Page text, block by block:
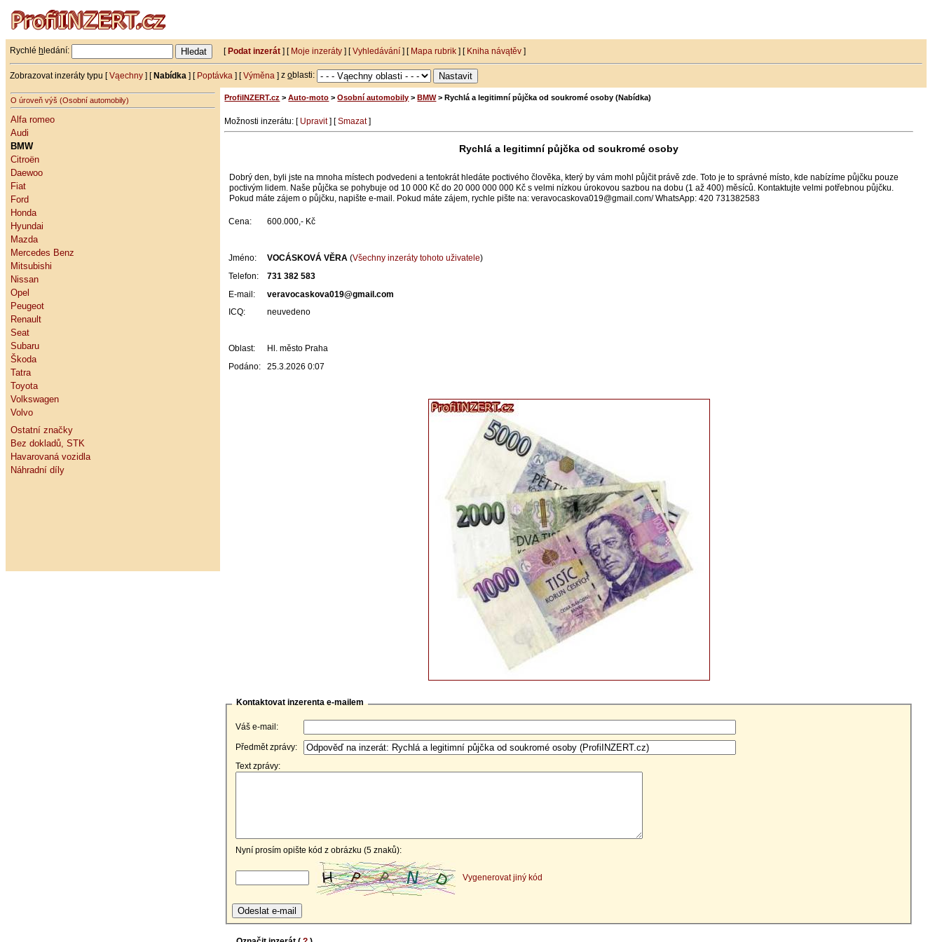
Rychlé h ledání: [Podat inzerát ] [ Moje inzeráty ] [Vyhledávání ] [ Mapa rubrik ] [ Kniha návątěv ]
Zobrazovat inzeráty typu [Vąechny ] [Nabídka ] [ Poptávka ] [Výměna ]zoblasti:
O úroveň výš (Osobní automobily)
Alfa romeo
Audi
BMW
Citroën
Daewoo
Fiat
Ford
Honda
Hyundai
Mazda
Mercedes Benz
Mitsubishi
Nissan
Opel
Peugeot
Renault
Seat
Subaru
Škoda
Tatra
Toyota
Volkswagen
Volvo
Ostatní značky
Bez dokladů, STK
Havarovaná vozidla
Náhradní díly
ProfiINZERT.cz >Auto-moto >Osobní automobily > BMW> Rychlá a legitimní půjčka od soukromé osoby (Nabídka)
Možnosti inzerátu: [ Upravit] [Smazat]
Rychlá a legitimní půjčka od soukromé osoby
Dobrý den, byli jste na mnoha místech podvedeni a tentokrát hledáte poctivého člověka, který by vám mohl půjčit právě zde. Toto je to správné místo, kde nabízíme půjčku pouze
poctivým lidem. Naše půjčka se pohybuje od 10 000 Kč do 20 000 000 000 Kč s velmi nízkou úrokovou sazbou na dobu (1 až 400) měsíců. Kontaktujte velmi potřebnou půjčku.
Pokud máte zájem o půjčku, napište e-mail. Pokud máte zájem, rychle pište na: veravocaskova019@gmail.com/ WhatsApp: 420 731382583
Cena: 600.000,- Kč
Jméno: VOCÁSKOVÁ VĚRA(Všechny inzeráty tohoto uživatele)
Telefon:
731 382 583
E-mail:
veravocaskova019@gmail.com
ICQ:
neuvedeno
Oblast:
Hl. město Praha
Podáno:
25.3.2026 0:07
Kontaktovat inzerenta e-mailem
Váš e-mail:
Předmět zprávy:
Text zprávy:
Nyní prosím opište kód z obrázku (5 znaků):
Vygenerovat jiný kód